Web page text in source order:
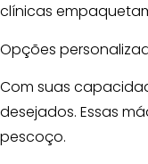
clínicas
Opções
Com suas
desejados. Essas
pescoço.